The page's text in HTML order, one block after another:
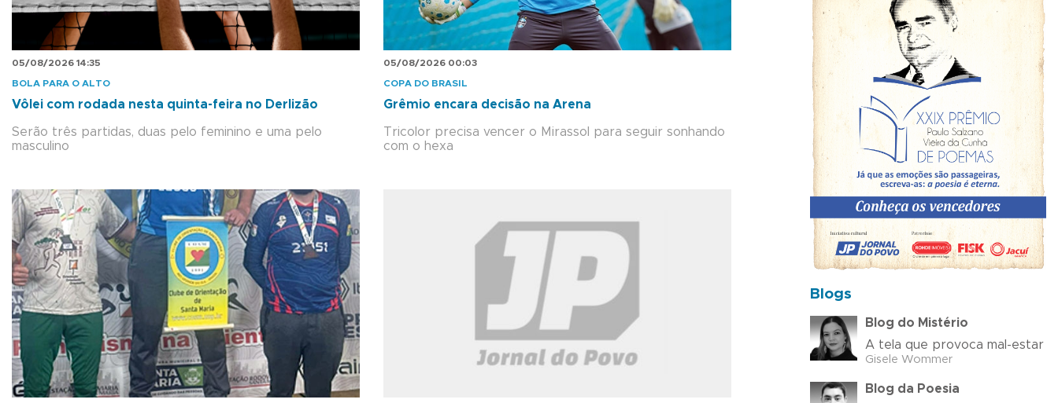
05/08/2026 14:35
BOLA PARA O ALTO
Vôlei com rodada nesta quinta-feira no Derlizão
Serão três partidas, duas pelo feminino e uma pelo
masculino
05/08/2026 00:03
COPA DO BRASIL
Grêmio encara decisão na Arena
Tricolor precisa vencer o Mirassol para seguir sonhando
com o hexa
Blogs
Blog do Mistério
A tela que provoca mal-estar
Gisele Wommer
Blog da Poesia